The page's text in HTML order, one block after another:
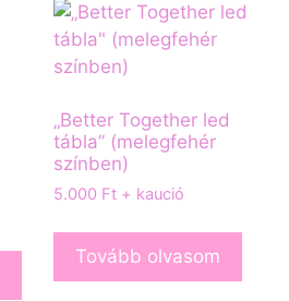
„Better Together led
tábla” (melegfehér
színben)
5.000 Ft+ kaució
Tovább olvasom